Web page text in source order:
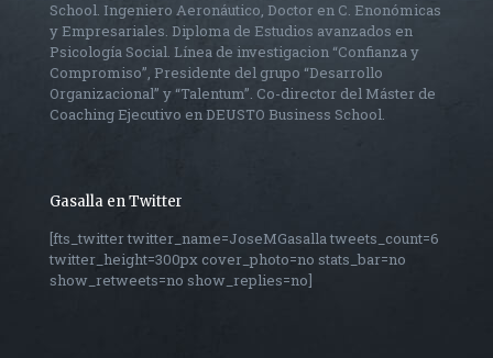
School. Ingeniero Aeronáutico, Doctor en C. Enonómicas
y Empresariales. Diploma de Estudios avanzados en
Psicología Social. Línea de investigacion “Confianza y
Compromiso”, Presidente del grupo “Desarrollo
Organizacional” y “Talentum”. Co-director del Máster de
Coaching Ejecutivo en DEUSTO Business School.
Gasalla en Twitter
[fts_twitter twitter_name=JoseMGasalla tweets_count=6
twitter_height=300px cover_photo=no stats_bar=no
show_retweets=no show_replies=no]